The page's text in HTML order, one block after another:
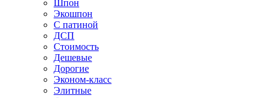
Шпон
Экошпон
С патиной
ДСП
Стоимость
Дешевые
Дорогие
Эконом-класс
Элитные